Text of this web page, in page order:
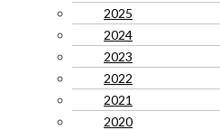
2025
2024
2023
2022
2021
2020